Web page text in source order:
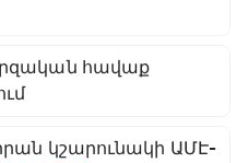
հավաք
կշարունակի ԱՄԷ-